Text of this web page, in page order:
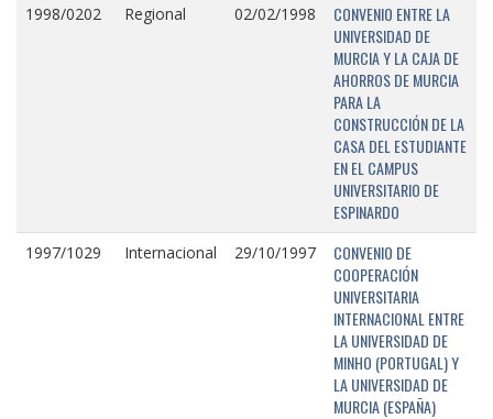
1998/0202 Regional 02/02/1998
CONVENIO ENTRE LA
UNIVERSIDAD DE
MURCIA Y LA CAJA DE
AHORROS DE MURCIA
PARA LA
CONSTRUCCIÓN DE LA
CASA DEL ESTUDIANTE
EN EL CAMPUS
UNIVERSITARIO DE
ESPINARDO
1997/1029 Internacional 29/10/1997
CONVENIO DE
COOPERACIÓN
UNIVERSITARIA
INTERNACIONAL ENTRE
LA UNIVERSIDAD DE
MINHO (PORTUGAL) Y
LA UNIVERSIDAD DE
MURCIA (ESPAÑA)